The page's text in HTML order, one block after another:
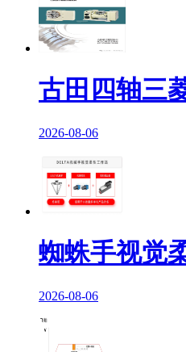
古田四轴三
2026-08-06
蜘蛛手视觉
2026-08-06